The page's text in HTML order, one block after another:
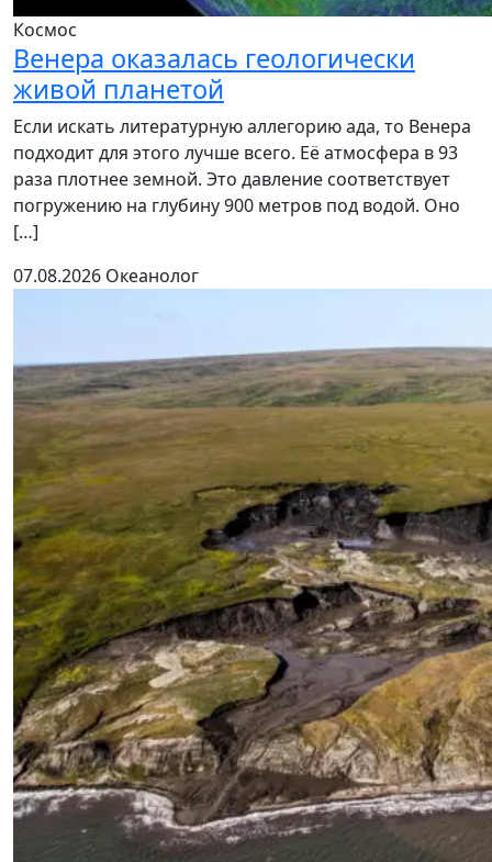
Космос
Венера оказалась геологически
живой планетой
Если искать литературную аллегорию ада, то Венера
подходит для этого лучше всего. Её атмосфера в 93
раза плотнее земной. Это давление соответствует
погружению на глубину 900 метров под водой. Оно
[…]
07.08.2026 Океанолог